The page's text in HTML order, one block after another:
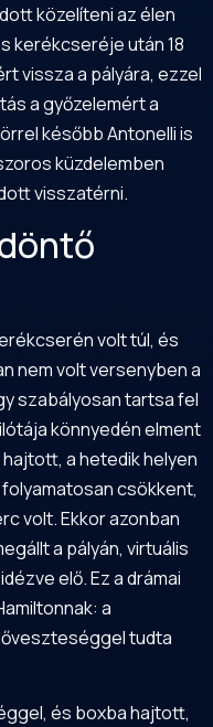
közelíteni az élen
kerékcseréje után 18
vissza a pályára, ezzel
a győzelemért a
később Antonelli is
küzdelemben
visszatérni.
volt túl, és
nem volt versenyben a
szabályosan tartsa fel
könnyedén elment
a hetedik helyen
csökkent,
volt. Ekkor azonban
a pályán, virtuális
elő. Ez a drámai
a
tudta
és boxba hajtott,